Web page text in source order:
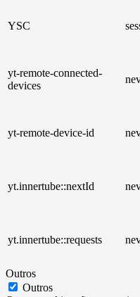
YSC
yt-remote-connected-
devices
yt-remote-device-id
yt.innertube::nextId
yt.innertube::requests
Outros
Outros